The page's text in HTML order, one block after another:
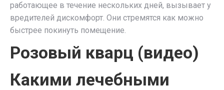
работающее в течение нескольких дней, вызывает у
вредителей дискомфорт. Они стремятся как можно
быстрее покинуть помещение.
Розовый кварц (видео)
Какими лечебными